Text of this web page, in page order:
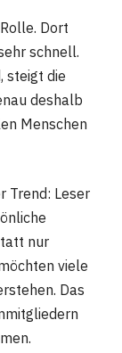
Dort
schnell.
steigt die
deshalb
Menschen
Trend: Leser
nur
viele
Das